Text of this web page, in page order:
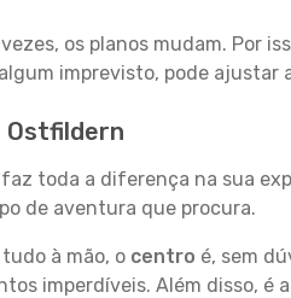
os planos mudam. Por
imprevisto, pode ajustar
Ostfildern
toda a diferença na sua
de aventura que procura.
à mão, o centro é, sem
imperdíveis. Além disso, é